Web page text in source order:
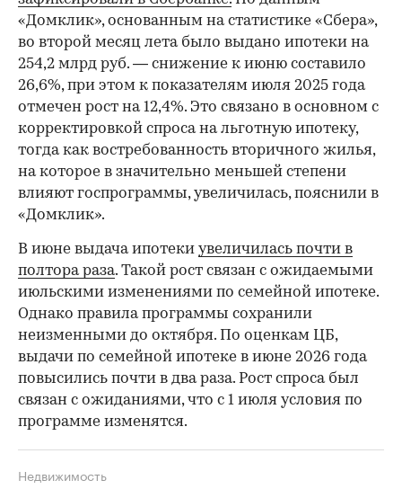
«Домклик», основанным на статистике «Сбера»,
во второй месяц лета было выдано ипотеки на
254,2 млрд руб. — снижение к июню составило
26,6%, при этом к показателям июля 2025 года
отмечен рост на 12,4%. Это связано в основном с
корректировкой спроса на льготную ипотеку,
тогда как востребованность вторичного жилья,
на которое в значительно меньшей степени
влияют госпрограммы, увеличилась, пояснили в
«Домклик».
В июне выдача ипотеки увеличилась почти в
полтора раза. Такой рост связан с ожидаемыми
июльскими изменениями по семейной ипотеке.
Однако правила программы сохранили
неизменными до октября. По оценкам ЦБ,
выдачи по семейной ипотеке в июне 2026 года
повысились почти в два раза. Рост спроса был
связан с ожиданиями, что с 1 июля условия по
программе изменятся.
Недвижимость